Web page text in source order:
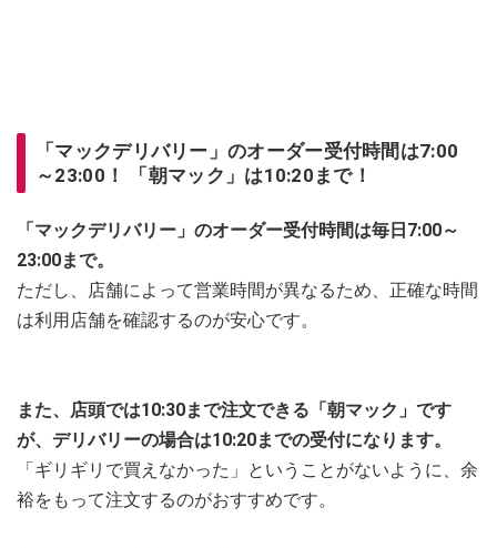
「マックデリバリー」のオーダー受付時間は7:00
～23:00！ 「朝マック」は10:20まで！
「マックデリバリー」のオーダー受付時間は毎日7:00～
23:00まで。
ただし、店舗によって営業時間が異なるため、正確な時間
は利用店舗を確認するのが安心です。
また、店頭では10:30まで注文できる「朝マック」です
が、デリバリーの場合は10:20までの受付になります。
「ギリギリで買えなかった」ということがないように、余
裕をもって注文するのがおすすめです。